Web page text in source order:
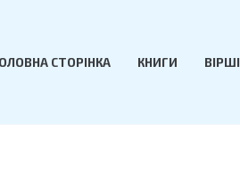
СТОРІНКА КНИГИ ВІРШІ